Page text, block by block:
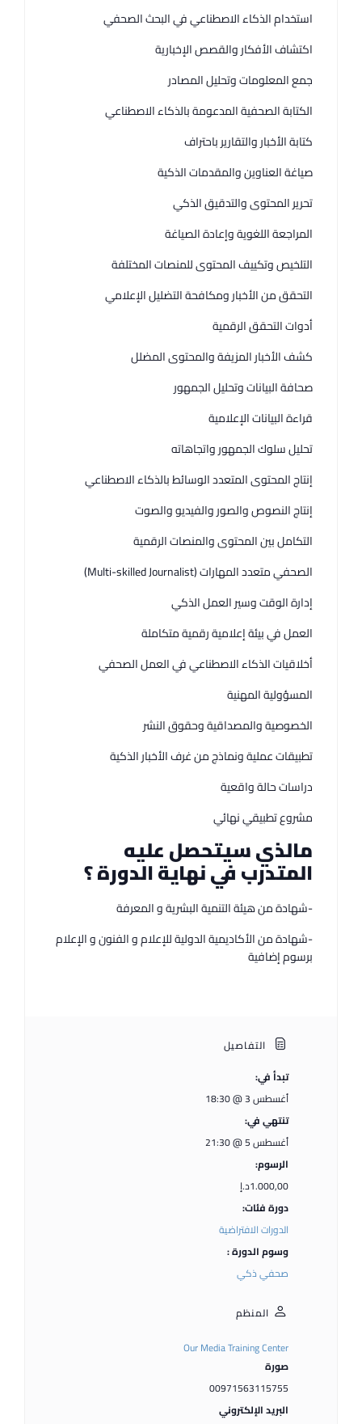
استخدام الذكاء الاصطناعي في البحث الصحفي
اكتشاف الأفكار والقصص الإخبارية
جمع المعلومات وتحليل المصادر
الكتابة الصحفية المدعومة بالذكاء الاصطناعي
كتابة الأخبار والتقارير باحتراف
صياغة العناوين والمقدمات الذكية
تحرير المحتوى والتدقيق الذكي
المراجعة اللغوية وإعادة الصياغة
التلخيص وتكييف المحتوى للمنصات المختلفة
التحقق من الأخبار ومكافحة التضليل الإعلامي
أدوات التحقق الرقمية
كشف الأخبار المزيفة والمحتوى المضلل
صحافة البيانات وتحليل الجمهور
قراءة البيانات الإعلامية
تحليل سلوك الجمهور واتجاهاته
إنتاج المحتوى المتعدد الوسائط بالذكاء الاصطناعي
إنتاج النصوص والصور والفيديو والصوت
التكامل بين المحتوى والمنصات الرقمية
الصحفي متعدد المهارات (Multi-skilled Journalist)
إدارة الوقت وسير العمل الذكي
العمل في بيئة إعلامية رقمية متكاملة
أخلاقيات الذكاء الاصطناعي في العمل الصحفي
المسؤولية المهنية
الخصوصية والمصداقية وحقوق النشر
تطبيقات عملية ونماذج من غرف الأخبار الذكية
دراسات حالة واقعية
مشروع تطبيقي نهائي
مالذي سيتحصل عليه
المتدرب في نهاية الدورة ؟
-شهادة من هيئة التنمية البشرية و المعرفة
-شهادة من الأكاديمية الدولية للإعلام و الفنون و الإعلام
برسوم إضافية
التفاصيل
تبدأ في:
أغسطس 3 @ 18:30
تنتهي في:
أغسطس 5 @ 21:30
الرسوم:
1.000,00د.إ
دورة فئات:
الدورات الافتراضية
وسوم الدورة :
صحفي ذكي
المنظم
Our Media Training Center
صورة
00971563115755
البريد الإلكتروني